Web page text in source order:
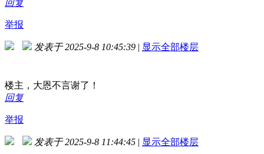
回复
举报
发表于 2025-9-8 10:45:39 | 显示全部楼层
楼主，大恩不言谢了！
回复
举报
发表于 2025-9-8 11:44:45 | 显示全部楼层